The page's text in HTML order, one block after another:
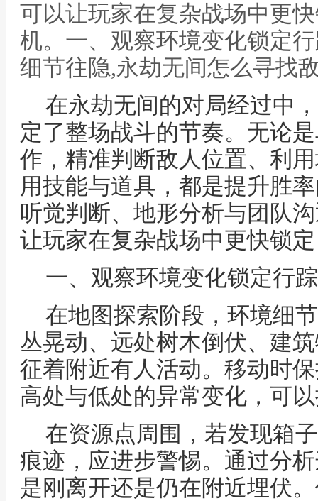
可以让玩家在复杂战场中更
机。一、观察环境变化锁定
细节往隐,永劫无间怎么寻找
在永劫无间的对局经过中
定了整场战斗的节奏。无论
作，精准判断敌人位置、利
用技能与道具，都是提升胜
听觉判断、地形分析与团队
让玩家在复杂战场中更快锁
一、观察环境变化锁定行踪
在地图探索阶段，环境细
丛晃动、远处树木倒伏、建
征着附近有人活动。移动时
高处与低处的异常变化，可
在资源点周围，若发现箱
痕迹，应进步警惕。通过分
是刚离开还是仍在附近埋伏